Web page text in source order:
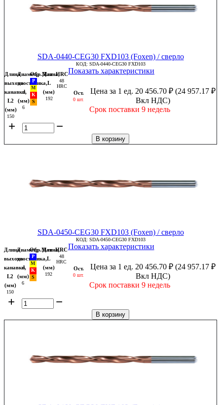
SDA-0440-CEG30 FXD103 (Foxen) / сверло
КОД: SDA-0440-CEG30 FXD103
Длина
выхода
канавки,
L2
(мм)
150
Диаметр
хвостовика,
d
(мм)
6
Обр.МатДлина,
L
(мм)
192
HRC
48
HRC
Показать характеристики
Ост.
0 шт.
Цена за 1 ед. 20 456.70 ₽ (24 957.17 ₽
Вкл НДС)
Срок поставки 9 недель
+ −
В корзину
SDA-0450-CEG30 FXD103 (Foxen) / сверло
КОД: SDA-0450-CEG30 FXD103
Длина
выхода
канавки,
L2
(мм)
150
Диаметр
хвостовика,
d
(мм)
6
Обр.МатДлина,
L
(мм)
192
HRC
48
HRC
Показать характеристики
Ост.
0 шт.
Цена за 1 ед. 20 456.70 ₽ (24 957.17 ₽
Вкл НДС)
Срок поставки 9 недель
+ −
В корзину